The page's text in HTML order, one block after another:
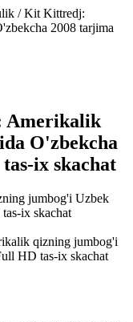
/ Kit Kittredj:
2008 tarjima
Amerikalik
O'zbekcha
ix skachat
qizning jumbog'i
HD tas-ix skachat